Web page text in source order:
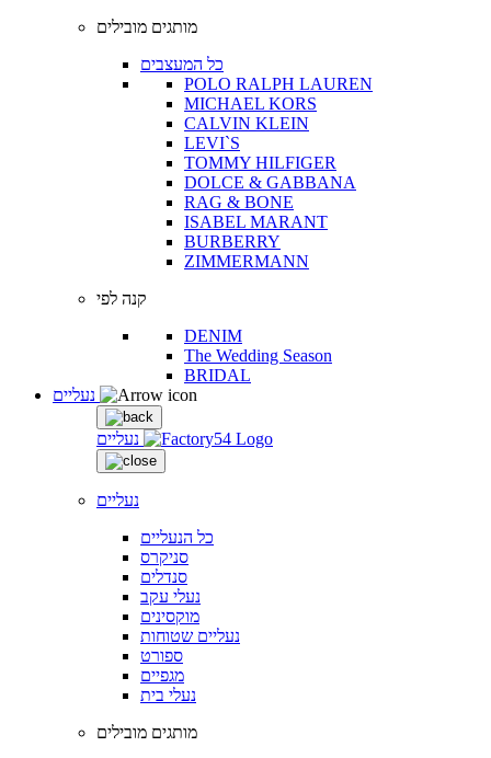
מותגים מובילים
כל המעצבים
POLO RALPH LAUREN
MICHAEL KORS
CALVIN KLEIN
LEVI`S
TOMMY HILFIGER
DOLCE & GABBANA
RAG & BONE
ISABEL MARANT
BURBERRY
ZIMMERMANN
קנה לפי
DENIM
The Wedding Season
BRIDAL
נעליים
נעליים
כל הנעליים
סניקרס
סנדלים
נעלי עקב
מוקסינים
נעליים שטוחות
ספורט
מגפיים
נעלי בית
מותגים מובילים